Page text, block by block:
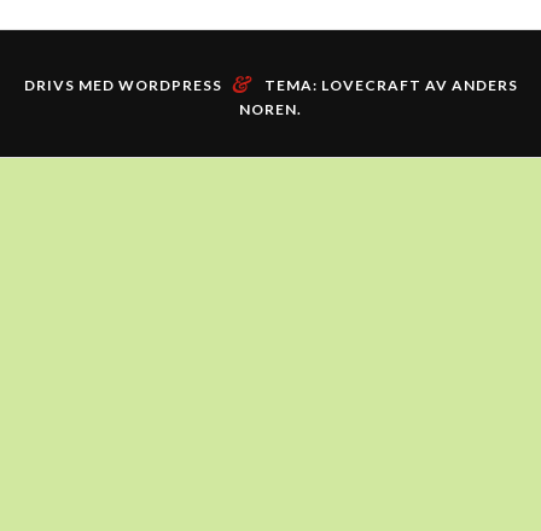
DRIVS MED WORDPRESS & TEMA: LOVECRAFT AV ANDERS
NOREN.